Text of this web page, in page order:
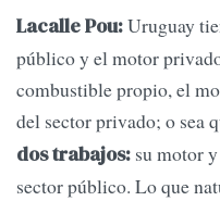
Lacalle Pou:Uruguay
público y el motor
combustible propio, el
del sector privado; o sea
dos trabajos: su motor
sector público. Lo que